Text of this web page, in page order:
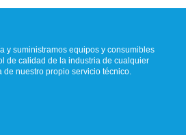
y suministramos equipos y consumibles
de calidad de la industria de cualquier
de nuestro propio servicio técnico.